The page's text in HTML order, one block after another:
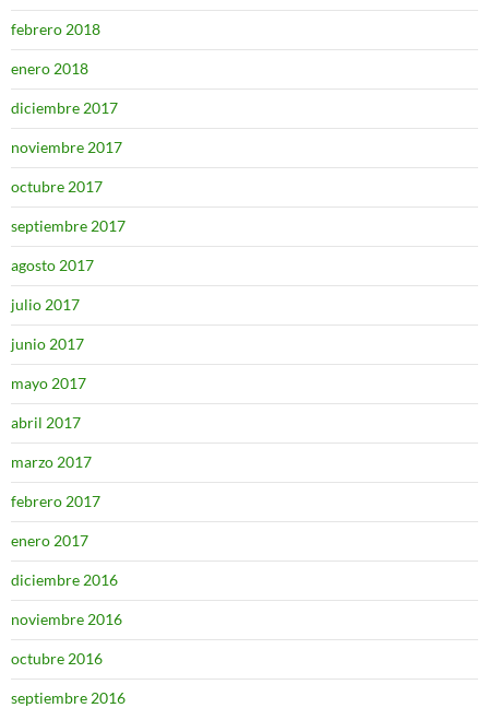
febrero 2018
enero 2018
diciembre 2017
noviembre 2017
octubre 2017
septiembre 2017
agosto 2017
julio 2017
junio 2017
mayo 2017
abril 2017
marzo 2017
febrero 2017
enero 2017
diciembre 2016
noviembre 2016
octubre 2016
septiembre 2016